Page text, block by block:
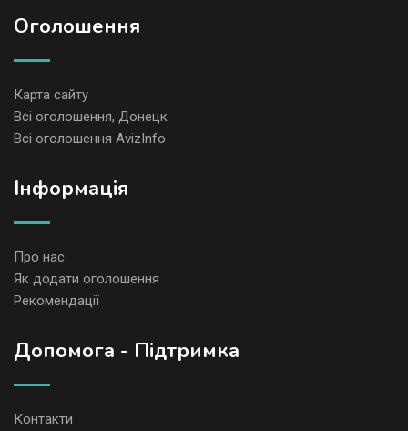
Оголошення
Карта сайту
Всі оголошення, Донецк
Всі оголошення AvizInfo
Iнформація
Про нас
Як додати оголошення
Рекомендації
Допомога - Підтримка
Контакти